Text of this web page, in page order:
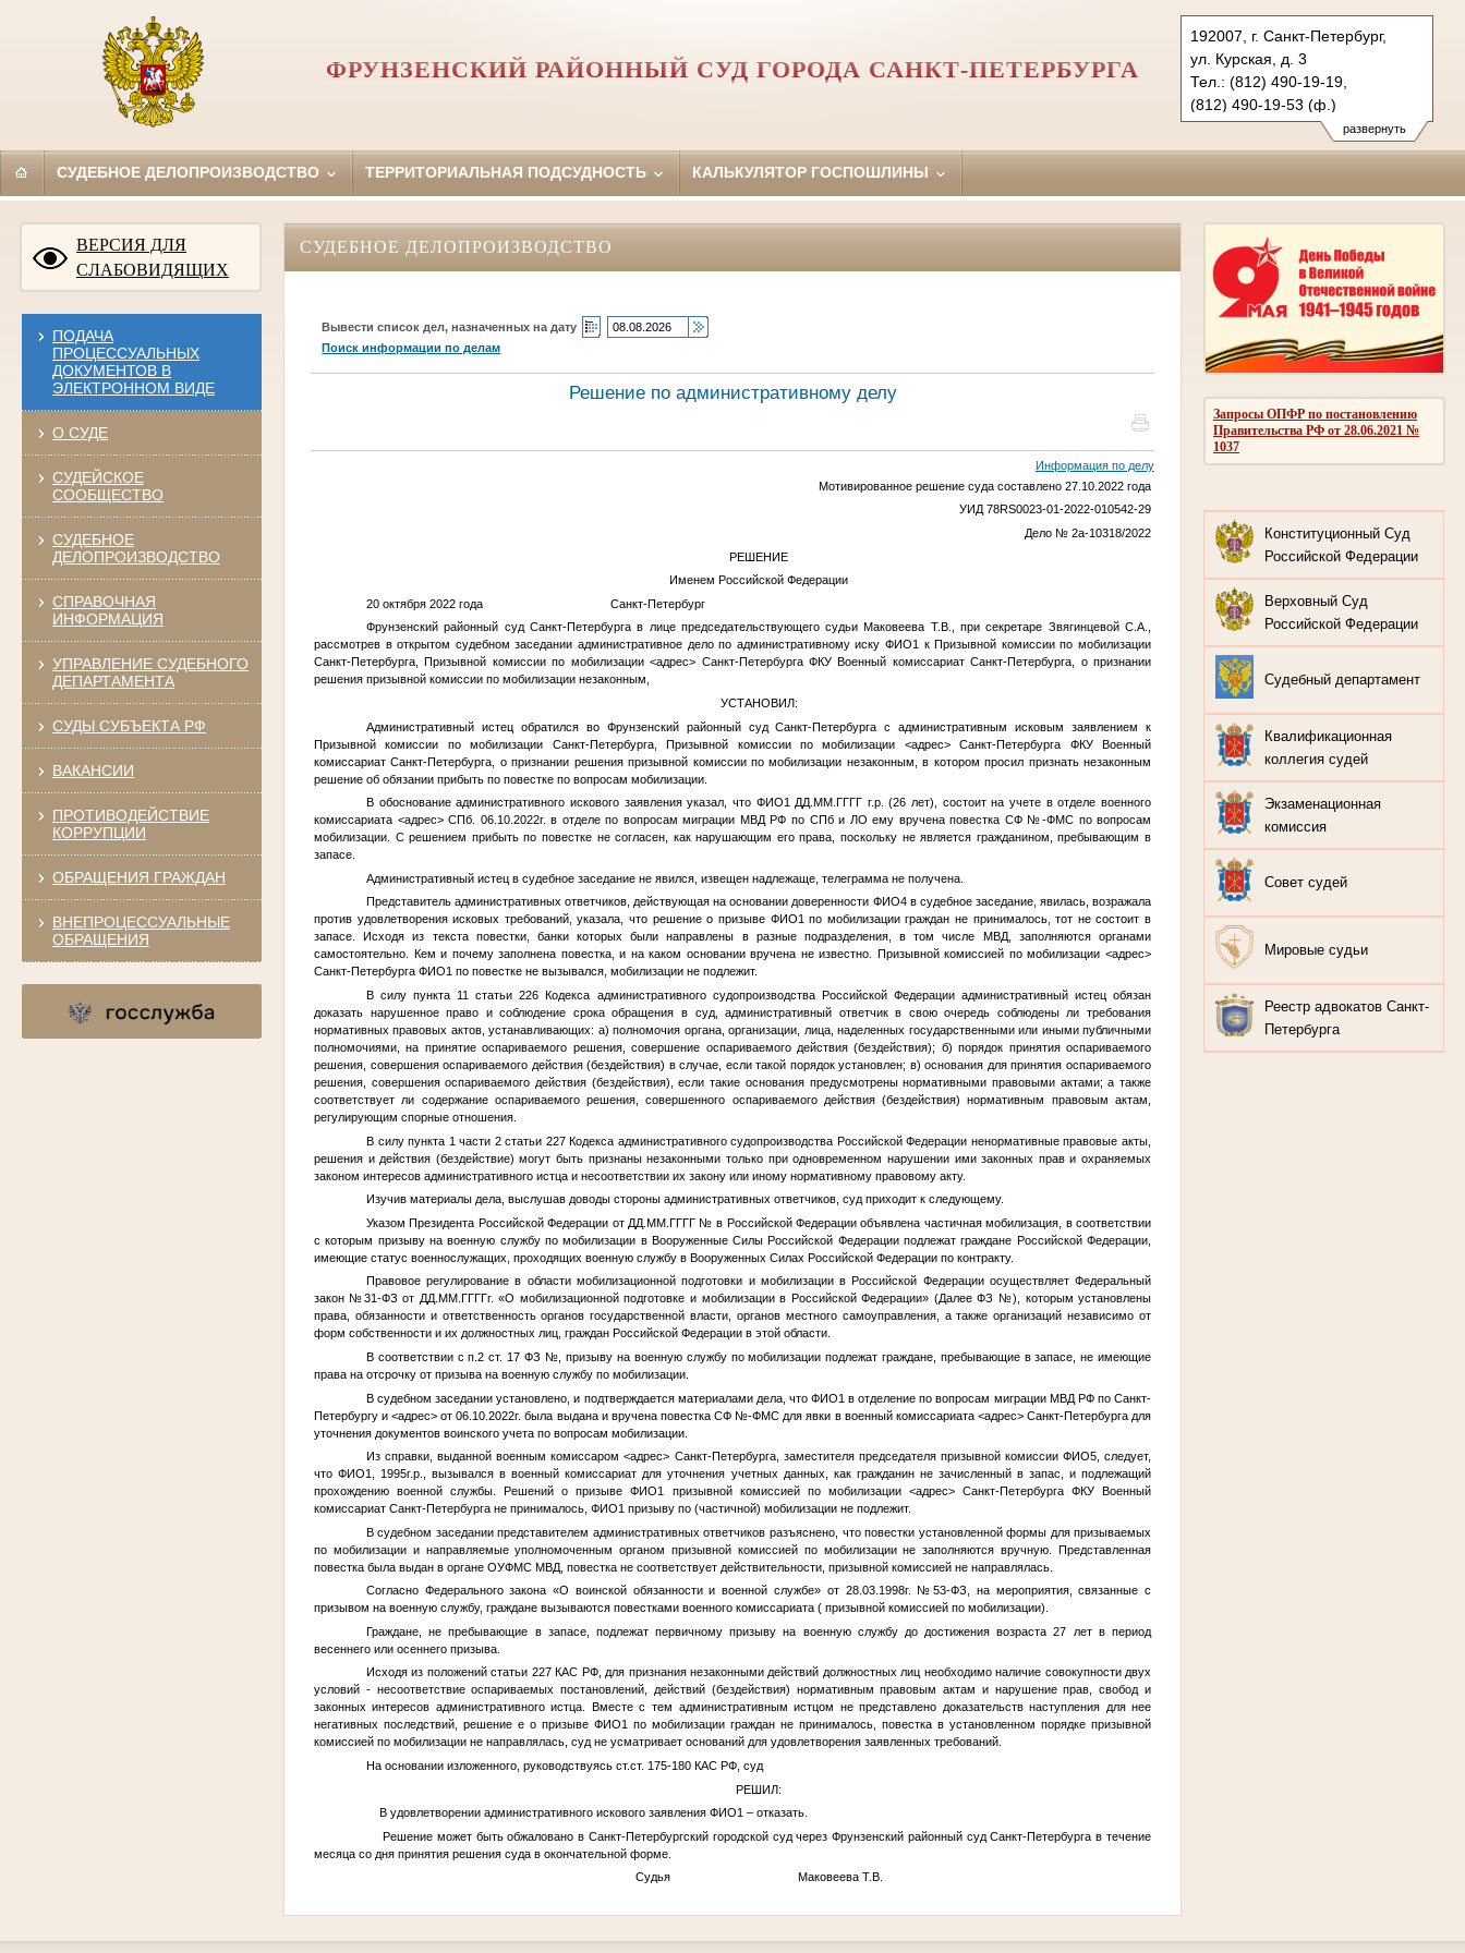
развернуть
192007, г. Санкт-Петербург,
ул. Курская, д. 3
Тел.: (812) 490-19-19,
(812) 490-19-53 (ф.)
frn.spb@sudrf.ru
ФРУНЗЕНСКИЙ РАЙОННЫЙ СУД ГОРОДА САНКТ-ПЕТЕРБУРГА
СУДЕБНОЕ ДЕЛОПРОИЗВОДСТВО ТЕРРИТОРИАЛЬНАЯ ПОДСУДНОСТЬ КАЛЬКУЛЯТОР ГОСПОШЛИНЫ
ВЕРСИЯ ДЛЯ
СЛАБОВИДЯЩИХ
ПОДАЧА
ПРОЦЕССУАЛЬНЫХ
ДОКУМЕНТОВ В
ЭЛЕКТРОННОМ ВИДЕ
О СУДЕ
СУДЕЙСКОЕ
СООБЩЕСТВО
СУДЕБНОЕ
ДЕЛОПРОИЗВОДСТВО
СПРАВОЧНАЯ
ИНФОРМАЦИЯ
УПРАВЛЕНИЕ СУДЕБНОГО
ДЕПАРТАМЕНТА
СУДЫ СУБЪЕКТА РФ
ВАКАНСИИ
ПРОТИВОДЕЙСТВИЕ
КОРРУПЦИИ
ОБРАЩЕНИЯ ГРАЖДАН
ВНЕПРОЦЕССУАЛЬНЫЕ
ОБРАЩЕНИЯ
Запросы ОПФР по постановлению
Правительства РФ от 28.06.2021 №
1037
Конституционный Суд
Российской Федерации
Верховный Суд
Российской Федерации
Судебный департамент
Квалификационная
коллегия судей
Экзаменационная
комиссия
Совет судей
Мировые судьи
Реестр адвокатов Санкт-
Петербурга
СУДЕБНОЕ ДЕЛОПРОИЗВОДСТВО
Вывести список дел, назначенных на дату
Поиск информации по делам
Решение по административному делу
Информация по делу
Мотивированное решение суда составлено 27.10.2022 года
УИД 78RS0023-01-2022-010542-29
Дело № 2а-10318/2022
РЕШЕНИЕ
Именем Российской Федерации
20 октября 2022 года Санкт-Петербург
Фрунзенский районный суд Санкт-Петербурга в лице председательствующего судьи Маковеева Т.В., при секретаре Звягинцевой С.А.,
рассмотрев в открытом судебном заседании административное дело по административному искуФИО1
к Призывной комиссии по мобилизации
Санкт-Петербурга, Призывной комиссии по мобилизации<адрес> Санкт-Петербурга ФКУ Военный комиссариат Санкт-Петербурга, о признании
решения призывной комиссии по мобилизации незаконным,
УСТАНОВИЛ:
Административный истец обратился во Фрунзенский районный суд Санкт-Петербурга с административным исковым заявлением к
Призывной комиссии по мобилизации Санкт-Петербурга, Призывной комиссии по мобилизации <адрес>Санкт-Петербурга ФКУ Военный
комиссариат Санкт-Петербурга, о признании решения призывной комиссии по мобилизации незаконным, в котором просил признать незаконным
решение об обязании прибыть по повестке по вопросам мобилизации.
В обоснование административного искового заявления указал, что ФИО1 ДД.ММ.ГГГГ г.р. (26 лет), состоит на учете в отделе военного
комиссариата <адрес>СПб. 06.10.2022г. в отделе по вопросам миграции МВД РФ по СПб и ЛО ему вручена повестка СФ №-ФМС по вопросам
мобилизации. С решением прибыть по повестке не согласен, как нарушающим его права, поскольку не является гражданином, пребывающим в
запасе.
Административный истец в судебное заседание не явился, извещен надлежаще, телеграмма не получена.
Представитель административных ответчиков, действующая на основании доверенности ФИО4в судебное заседание, явилась, возражала
против удовлетворения исковых требований, указала, что решение о призыве ФИО1 по мобилизации граждан не принималось, тот не состоит в
запасе. Исходя из текста повестки, банки которых были направлены в разные подразделения, в том числе МВД, заполняются органами
самостоятельно. Кем и почему заполнена повестка, и на каком основании вручена не известно. Призывной комиссией по мобилизации<адрес>
Санкт-Петербурга ФИО1 по повестке не вызывался, мобилизации не подлежит.
В силу пункта 11 статьи 226 Кодекса административного судопроизводства Российской Федерации административный истец обязан
доказать нарушенное право и соблюдение срока обращения в суд, административный ответчик в свою очередь соблюдены ли требования
нормативных правовых актов, устанавливающих: а) полномочия органа, организации, лица, наделенных государственными или иными публичными
полномочиями, на принятие оспариваемого решения, совершение оспариваемого действия (бездействия); б) порядок принятия оспариваемого
решения, совершения оспариваемого действия (бездействия) в случае, если такой порядок установлен; в) основания для принятия оспариваемого
решения, совершения оспариваемого действия (бездействия), если такие основания предусмотрены нормативными правовыми актами; а также
соответствует ли содержание оспариваемого решения, совершенного оспариваемого действия (бездействия) нормативным правовым актам,
регулирующим спорные отношения.
В силу пункта 1 части 2 статьи 227 Кодекса административного судопроизводства Российской Федерации ненормативные правовые акты,
решения и действия (бездействие) могут быть признаны незаконными только при одновременном нарушении ими законных прав и охраняемых
законом интересов административного истца и несоответствии их закону или иному нормативному правовому акту.
Изучив материалы дела, выслушав доводы стороны административных ответчиков, суд приходит к следующему.
Указом Президента Российской Федерации от ДД.ММ.ГГГГ № в Российской Федерации объявлена частичная мобилизация, в соответствии
с которым призыву на военную службу по мобилизации в Вооруженные Силы Российской Федерации подлежат граждане Российской Федерации,
имеющие статус военнослужащих, проходящих военную службу в Вооруженных Силах Российской Федерации по контракту.
Правовое регулирование в области мобилизационной подготовки и мобилизации в Российской Федерации осуществляет Федеральный
закон №31-ФЗ от ДД.ММ.ГГГГг. «О мобилизационной подготовке и мобилизации в Российской Федерации» (Далее ФЗ №), которым установлены
права, обязанности и ответственность органов государственной власти, органов местного самоуправления, а также организаций независимо от
форм собственности и их должностных лиц, граждан Российской Федерации в этой области.
В соответствии с п.2 ст. 17 ФЗ № , призыву на военную службу по мобилизации подлежат граждане, пребывающие в запасе, не имеющие
права на отсрочку от призыва на военную службу по мобилизации.
В судебном заседании установлено, и подтверждается материалами дела, что ФИО1 в отделение по вопросам миграции МВД РФ по Санкт-
Петербургу и<адрес> от 06.10.2022г. была выдана и вручена повестка СФ №-ФМС для явки в военный комиссариата <адрес>Санкт-Петербурга для
уточнения документов воинского учета по вопросам мобилизации.
Из справки, выданной военным комиссаром<адрес> Санкт-Петербурга, заместителя председателя призывной комиссии ФИО5, следует,
чтоФИО1
, 1995г.р., вызывался в военный комиссариат для уточнения учетных данных, как гражданин не зачисленный в запас, и подлежащий
прохождению военной службы. Решений о призывеФИО1 призывной комиссией по мобилизации <адрес>Санкт-Петербурга ФКУ Военный
комиссариат Санкт-Петербурга не принималось, ФИО1 призыву по (частичной) мобилизации не подлежит.
В судебном заседании представителем административных ответчиков разъяснено, что повестки установленной формы для призываемых
по мобилизации и направляемые уполномоченным органом призывной комиссией по мобилизации не заполняются вручную. Представленная
повестка была выдан в органе ОУФМС МВД, повестка не соответствует действительности, призывной комиссией не направлялась.
Согласно Федерального закона «О воинской обязанности и военной службе» от 28.03.1998г. №53-ФЗ, на мероприятия, связанные с
призывом на военную службу, граждане вызываются повестками военного комиссариата ( призывной комиссией по мобилизации).
Граждане, не пребывающие в запасе, подлежат первичному призыву на военную службу до достижения возраста 27 лет в период
весеннего или осеннего призыва.
Исходя из положений статьи 227 КАС РФ, для признания незаконными действий должностных лиц необходимо наличие совокупности двух
условий - несоответствие оспариваемых постановлений, действий (бездействия) нормативным правовым актам и нарушение прав, свобод и
законных интересов административного истца. Вместе с тем административным истцом не представлено доказательств наступления для нее
негативных последствий, решение е о призыве ФИО1 по мобилизации граждан не принималось, повестка в установленном порядке призывной
комиссией по мобилизации не направлялась, суд не усматривает оснований для удовлетворения заявленных требований.
На основании изложенного, руководствуясь ст.ст. 175-180 КАС РФ, суд
РЕШИЛ:
В удовлетворении административного искового заявления ФИО1 – отказать.
Решение может быть обжаловано в Санкт-Петербургский городской суд через Фрунзенский районный суд Санкт-Петербурга в течение
месяца со дня принятия решения суда в окончательной форме.
Судья Маковеева Т.В.